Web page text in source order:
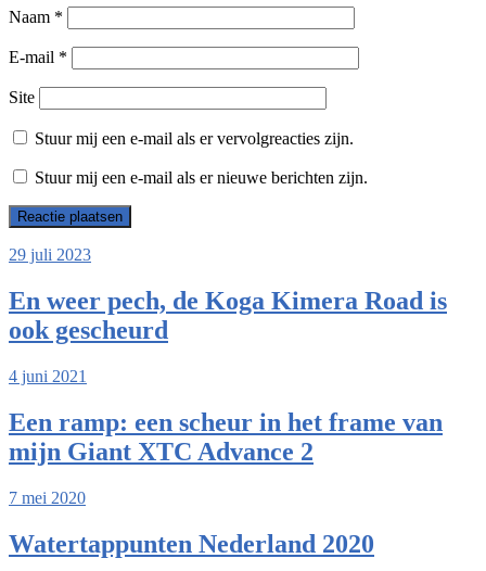
Naam *
E-mail *
Site
Stuur mij een e-mail als er vervolgreacties zijn.
Stuur mij een e-mail als er nieuwe berichten zijn.
29 juli 2023
En weer pech, de Koga Kimera Road is
ook gescheurd
4 juni 2021
Een ramp: een scheur in het frame van
mijn Giant XTC Advance 2
7 mei 2020
Watertappunten Nederland 2020